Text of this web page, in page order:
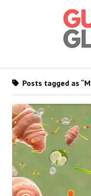
Posts tagged as